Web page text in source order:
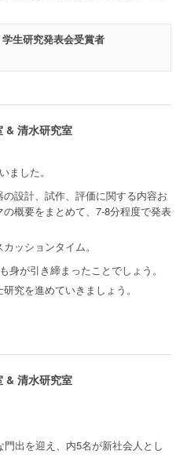
生研究発表会受賞者
& 清水研究室
ました。
設計、試作、評価に関する内容お
概要をまとめて、7-8分程度で発表
ッションタイム。
が引き締まったことでしょう。
究を進めていきましょう。
& 清水研究室
出を迎え、内5名が新社会人とし